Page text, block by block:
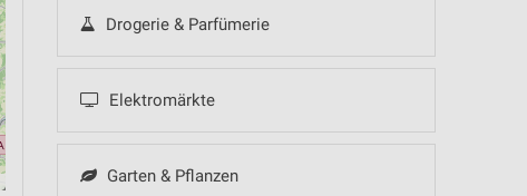
Drogerie & Parfümerie
Elektromärkte
Garten & Pflanzen